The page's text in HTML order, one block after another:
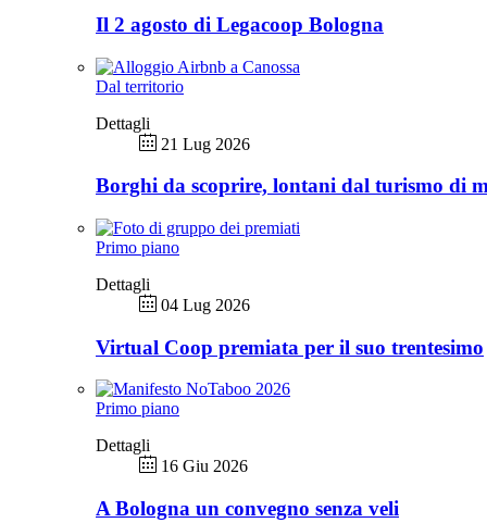
Il 2 agosto di Legacoop Bologna
Dal territorio
Dettagli
21 Lug 2026
Borghi da scoprire, lontani dal turismo di
Primo piano
Dettagli
04 Lug 2026
Virtual Coop premiata per il suo trentesimo
Primo piano
Dettagli
16 Giu 2026
A Bologna un convegno senza veli